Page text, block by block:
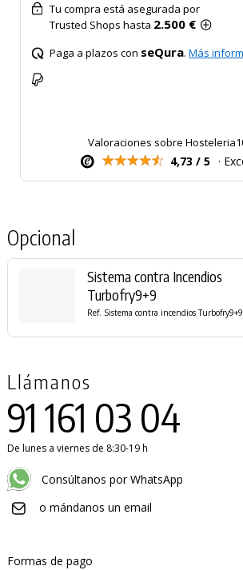
Tu compra está asegurada por
Trusted Shops hasta 2.500 €
Paga a plazos con seQura.Más
Valoraciones sobre
4,73 / 5 ·
Opcional
Sistema contra Incendios
Turbofry9+9
Ref. Sistema contra incendios Turbofry9+9
Llámanos
91 161 03 04
De lunes a viernes de 8:30-19 h
Consúltanos por WhatsApp
o mándanos un email
Formas de pago